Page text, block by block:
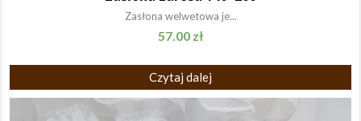
Zasłona welwetowa je...
57.00 zł
Czytaj dalej